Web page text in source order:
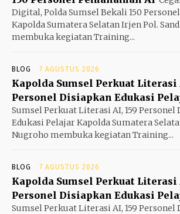
Digital, Polda Sumsel Bekali 150
Kapolda Sumatera Selatan Irjen Pol.
membuka kegiatan Training...
BLOG 7 AGUSTUS 2026
Kapolda Sumsel Perkuat Literasi
Personel Disiapkan Edukasi
Sumsel Perkuat Literasi AI, 159 Personel
Edukasi Pelajar Kapolda Sumatera
Nugroho membuka kegiatan Training...
BLOG 7 AGUSTUS 2026
Kapolda Sumsel Perkuat Literasi
Personel Disiapkan Edukasi
Sumsel Perkuat Literasi AI, 159 Personel